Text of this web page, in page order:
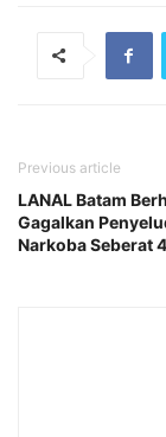
Previous article
LANAL Batam
Gagalkan
Narkoba Seberat